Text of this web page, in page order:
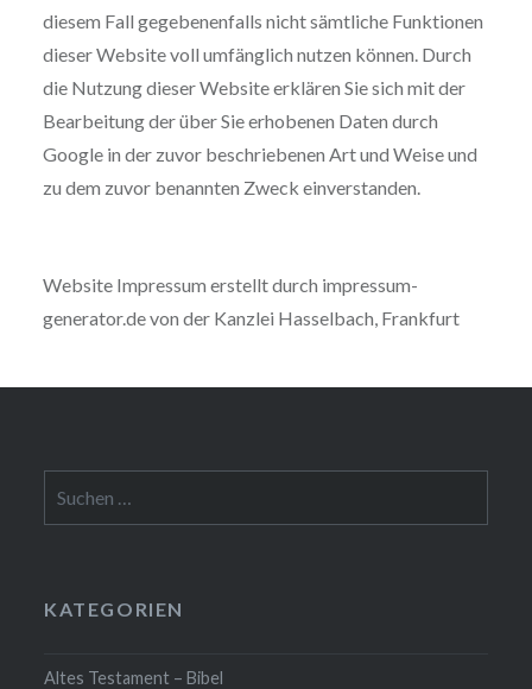
diesem Fall gegebenenfalls nicht sämtliche Funktionen
dieser Website voll umfänglich nutzen können. Durch
die Nutzung dieser Website erklären Sie sich mit der
Bearbeitung der über Sie erhobenen Daten durch
Google in der zuvor beschriebenen Art und Weise und
zu dem zuvor benannten Zweck einverstanden.
Website Impressum erstellt durch impressum-
generator.de von der Kanzlei Hasselbach, Frankfurt
nach:
KATEGORIEN
Altes Testament – Bibel